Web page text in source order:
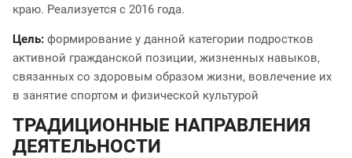
краю. Реализуется с 2016 года.
Цель: формирование у данной категории подростков
активной гражданской позиции, жизненных навыков,
связанных со здоровым образом жизни, вовлечение их
в занятие спортом и физической культурой
ТРАДИЦИОННЫЕ НАПРАВЛЕНИЯ
ДЕЯТЕЛЬНОСТИ